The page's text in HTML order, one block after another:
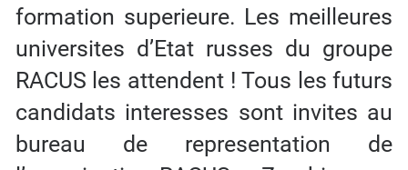
formation superieure. Les meilleures
universites d’Etat russes du groupe
RACUS les attendent ! Tous les futurs
candidats interesses sont invites au
bureau de representation de